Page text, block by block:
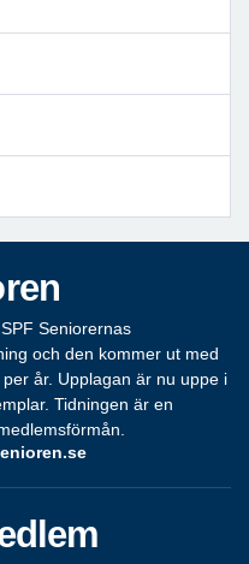
Seniorernas
och den kommer ut med
år. Upplagan är nu uppe i
Tidningen är en